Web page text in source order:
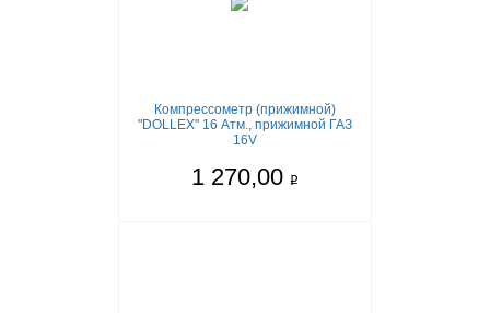
Компрессометр (прижимной)
"DOLLEX" 16 Атм., прижимной ГАЗ
16V
1 270,00 q